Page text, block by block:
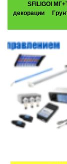
SFILIGOI
декорации